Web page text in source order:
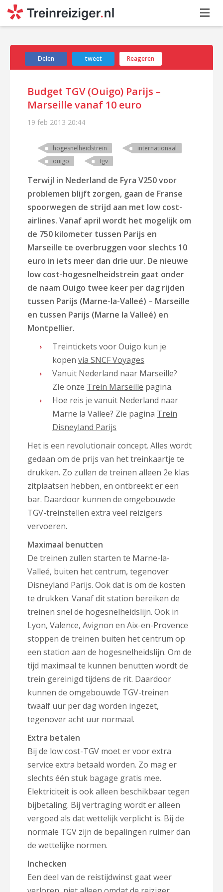
Delen tweet Reageren
Budget TGV (Ouigo) Parijs –
Marseille vanaf 10 euro
19 feb 2013 20:44
hogesnelheidstrein
internationaal
ouigo
tgv
Terwijl in Nederland de Fyra V250 voor
problemen blijft zorgen, gaan de Franse
spoorwegen de strijd aan met low cost-
airlines. Vanaf april wordt het mogelijk om
de 750 kilometer tussen Parijs en
Marseille te overbruggen voor slechts 10
euro in iets meer dan drie uur. De nieuwe
low cost-hogesnelheidstrein gaat onder
de naam Ouigo twee keer per dag rijden
tussen Parijs (Marne-la-Valleé) – Marseille
en tussen Parijs (Marne la Valleé) en
Montpellier.
Treintickets voor Ouigo kun je
kopen via SNCF Voyages
Vanuit Nederland naar Marseille?
ZIe onze Trein Marseille pagina.
Hoe reis je vanuit Nederland naar
Marne la Vallee? Zie pagina Trein
Disneyland Parijs
Het is een revolutionair concept. Alles wordt
gedaan om de prijs van het treinkaartje te
drukken. Zo zullen de treinen alleen 2e klas
zitplaatsen hebben, en ontbreekt er een
bar. Daardoor kunnen de omgebouwde
TGV-treinstellen extra veel reizigers
vervoeren.
Maximaal benutten
De treinen zullen starten te Marne-la-
Valleé, buiten het centrum, tegenover
Disneyland Parijs. Ook dat is om de kosten
te drukken. Vanaf dit station bereiken de
treinen snel de hogesnelheidslijn. Ook in
Lyon, Valence, Avignon en Aix-en-Provence
stoppen de treinen buiten het centrum op
een station aan de hogesnelheidslijn. Om de
tijd maximaal te kunnen benutten wordt de
trein gereinigd tijdens de rit. Daardoor
kunnen de omgebouwde TGV-treinen
twaalf uur per dag worden ingezet,
tegenover acht uur normaal.
Extra betalen
Bij de low cost-TGV moet er voor extra
service extra betaald worden. Zo mag er
slechts één stuk bagage gratis mee.
Elektriciteit is ook alleen beschikbaar tegen
bijbetaling. Bij vertraging wordt er alleen
vergoed als dat wettelijk verplicht is. Bij de
normale TGV zijn de bepalingen ruimer dan
de wettelijke normen.
Inchecken
Een deel van de reistijdwinst gaat weer